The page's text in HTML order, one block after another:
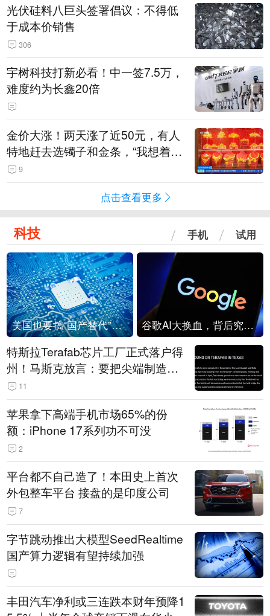
光伏硅料八巨头签署倡议：不得低
于成本价销售
306
宇树科技打新必看！中一签7.5万，
难度约为长鑫20倍
金价大涨！两天涨了近50元，有人
特地赶去选镯子和金条，“我想着买
起来可以保值，小批量进一些货”
9
点击查看更多
科技 手机 试用
美国也要搞“国产替代”？先算清三笔账 谷歌AI大换血，背后究竟发生了什么？
特斯拉Terafab芯片工厂正式落户得
州！马斯克放言：要把尖端制造带
回美国
11
苹果拿下高端手机市场65%的份
额：iPhone 17系列功不可没
2
平台都不自己造了！本田史上首次
外包整车平台 接盘的是印度公司
7
字节跳动推出大模型SeedRealtime
国产算力逻辑有望持续加强
丰田汽车净利或三连跌本财年预降1